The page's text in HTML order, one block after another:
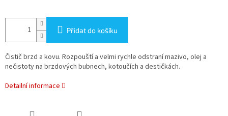
Přidat do košíku
Čistič brzd a kovu. Rozpouští a velmi rychle odstraní mazivo, olej a
nečistoty na brzdových bubnech, kotoučích a destičkách.
Detailní informace